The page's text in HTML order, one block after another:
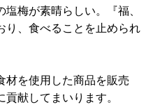
塩梅が素晴らしい。『福、
り、食べることを止められ
材を使用した商品を販売
献してまいります。